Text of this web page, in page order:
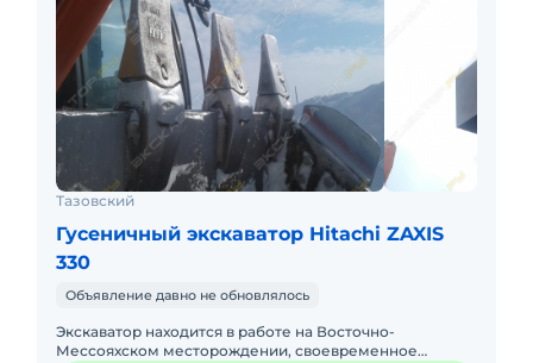
Тазовский
Гусеничный экскаватор Hitachi ZAXIS
330
Объявление давно не обновлялось
Экскаватор находится в работе на Восточно-
Мессояхском месторождении, своевременное